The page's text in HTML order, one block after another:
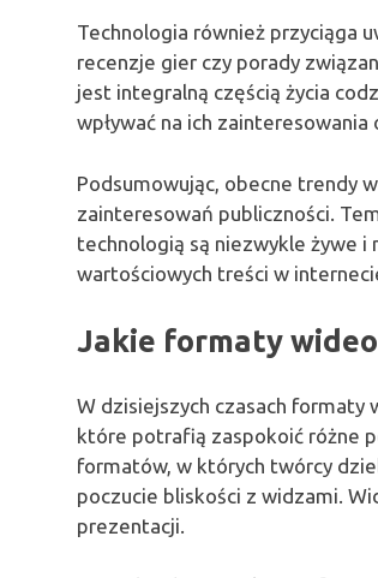
Technologia również przyciąga
recenzje gier czy porady
jest integralną częścią życia
wpływać na ich
Podsumowując, obecne trendy
zainteresowań publiczności.
technologią są niezwykle żywe i
wartościowych treści w
Jakie formaty
W dzisiejszych czasach formaty
które potrafią zaspokoić różne
formatów, w których twórcy
poczucie bliskości z widzami.
prezentacji.